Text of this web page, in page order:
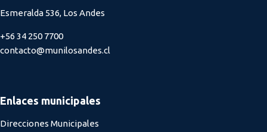
Esmeralda 536, Los Andes
+56 34 250 7700
contacto@munilosandes.cl
Enlaces municipales
Direcciones Municipales